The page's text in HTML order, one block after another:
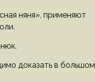
няня», применяют
доказать в большом